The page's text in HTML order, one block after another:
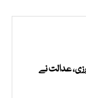
عدالت نے